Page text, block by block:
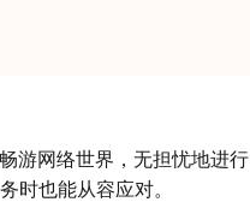
游网络世界，无担忧地进行
时也能从容应对。